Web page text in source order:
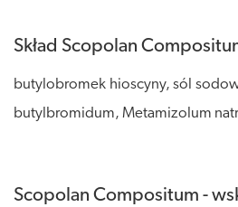
Skład Scopolan
butylobromek hioscyny, sól
butylbromidum, Metamizolum
Scopolan Compositum -